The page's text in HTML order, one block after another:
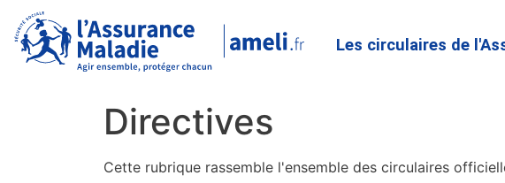
Les circulaires de
Directives
Cette rubrique rassemble l'ensemble des circulaires